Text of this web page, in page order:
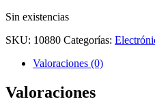
Sin existencias
SKU: 10880 Categorías:
Valoraciones (0)
Valoraciones